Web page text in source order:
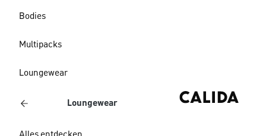
Bodies
Multipacks
Loungewear
Loungewear